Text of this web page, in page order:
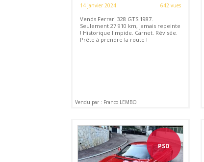
14 janvier 2024 642 vues
Vends Ferrari 328 GTS 1987.
Seulement 27 910 km, jamais repeinte
! Historique limpide. Carnet. Révisée.
Prête à prendre la route !
Vendu par : Franco LEMBO
PSD